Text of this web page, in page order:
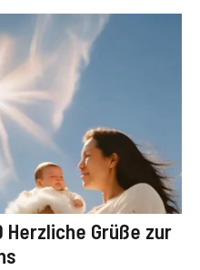
Grüße zur